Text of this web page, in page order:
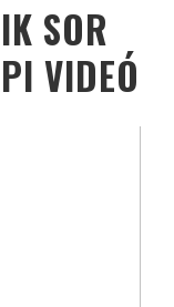
SOR
VIDEÓ